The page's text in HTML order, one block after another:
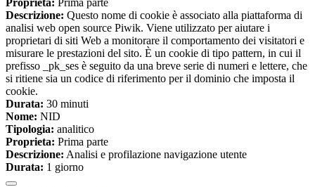
Proprieta: Prima parte
Descrizione: Questo nome di cookie è associato alla piattaforma di
analisi web open source Piwik. Viene utilizzato per aiutare i
proprietari di siti Web a monitorare il comportamento dei visitatori e
misurare le prestazioni del sito. È un cookie di tipo pattern, in cui il
prefisso _pk_ses è seguito da una breve serie di numeri e lettere, che
si ritiene sia un codice di riferimento per il dominio che imposta il
cookie.
Durata: 30 minuti
Nome: NID
Tipologia: analitico
Proprieta: Prima parte
Descrizione: Analisi e profilazione navigazione utente
Durata: 1 giorno